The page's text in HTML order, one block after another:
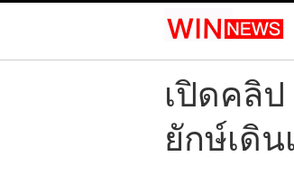
เปิดคลิป
ยักษ์เดิน